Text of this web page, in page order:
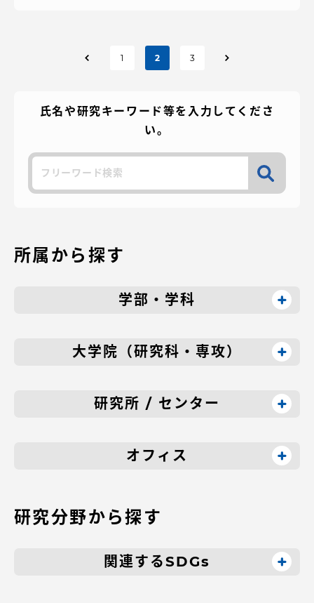
投
の
ジ
1 2 3
氏名や研究キーワード等を入力してくださ
い。
検
所属から探す
学部・学科
大学院（研究科・専攻）
研究所 / センター
オフィス
研究分野から探す
関連するSDGs